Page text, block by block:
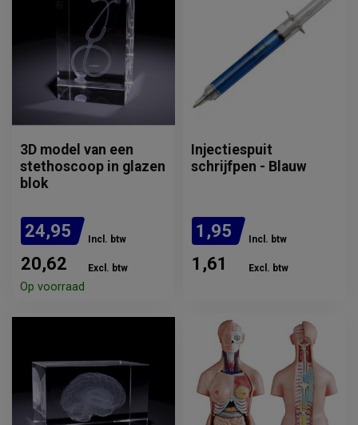
3D model van een
stethoscoop in glazen
blok
24,95 Incl. btw
20,62 Excl. btw
Op voorraad
Injectiespuit
schrijfpen - Blauw
1,95 Incl. btw
1,61 Excl. btw